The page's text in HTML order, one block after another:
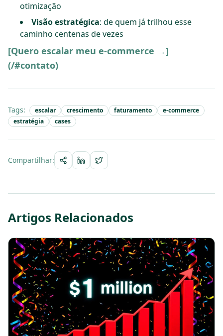
otimização
Visão estratégica: de quem já trilhou esse
caminho centenas de vezes
[Quero escalar meu e-commerce →]
(/#contato)
Tags: escalar crescimento faturamento
e-commerce
estratégia
cases
Compartilhar:
Artigos Relacionados